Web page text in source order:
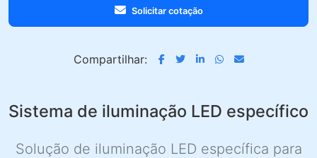
Solicitar cotação
Compartilhar:
Sistema de iluminação LED específico
Solução de iluminação LED específica para